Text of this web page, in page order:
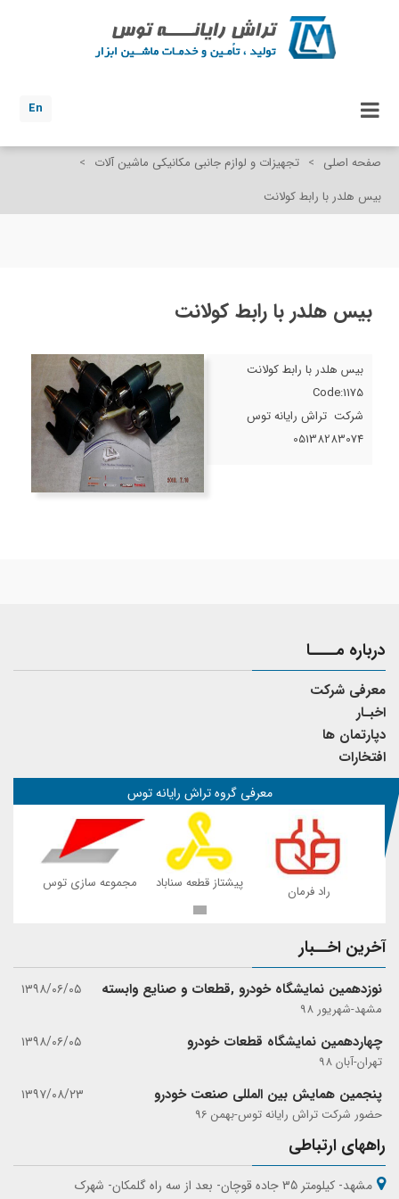
En
صفحه اصلی > تجهیزات و لوازم جانبی مکانیکی ماشین آلات >
بیس هلدر با رابط کولانت
بیس هلدر با رابط کولانت
بیس هلدر با رابط کولانت
Code:1175
شرکت تراش رایانه توس
05138283074
درباره مــــا
معرفی شرکت
اخبـار
دپارتمان ها
افتخارات
معرفی گروه تراش رایانه توس
مجموعه سازی توس پیشتاز قطعه سناباد راد فرمان
آخرین اخــبار
نوزدهمین نمایشگاه خودرو ,قطعات و صنایع وابسته ۱۳۹۸/۰۶/۰۵
مشهد-شهریور 98
چهاردهمین نمایشگاه قطعات خودرو ۱۳۹۸/۰۶/۰۵
تهران-آبان 98
پنجمین همایش بین المللی صنعت خودرو ۱۳۹۷/۰۸/۲۳
حضور شرکت تراش رایانه توس-بهمن 96
راههای ارتباطی
مشهد- کیلومتر 35 جاده قوچان- بعد از سه راه گلمکان- شهرک